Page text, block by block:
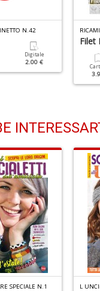
N.42
Digitale
2.00 €
Filet
SPECIALE N.1 L